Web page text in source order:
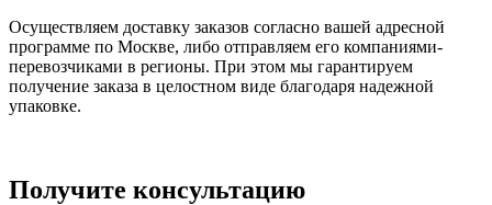
Осуществляем доставку заказов согласно вашей адресной
программе по Москве, либо отправляем его компаниями-
перевозчиками в регионы. При этом мы гарантируем
получение заказа в целостном виде благодаря надежной
упаковке.
Получите консультацию